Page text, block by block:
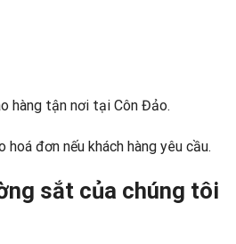
hàng tận nơi tại Côn Đảo.
đơn nếu khách hàng yêu cầu.
sắt của chúng tôi